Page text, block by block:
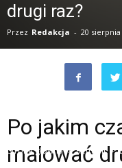
Strona główna Remont
drugi raz?
Przez Redakcja - 20 sierpnia
Po jakim
malować